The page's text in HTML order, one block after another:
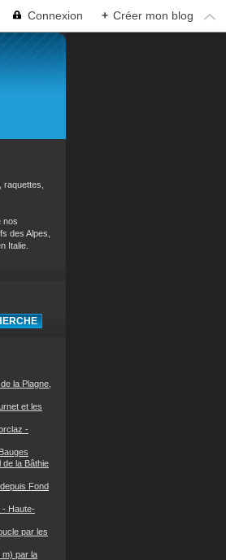
Connexion + Créer mon blog
nos
des Alpes,
Italie.
la Plagne,
et les
-
de la Bâthie
Fond
- Haute-
par les
m) par la